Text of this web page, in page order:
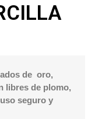
de oro,
libres de plomo,
seguro y